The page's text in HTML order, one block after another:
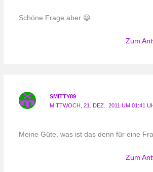
Schöne Frage aber 😀
Zum
SMITTY89
MITTWOCH, 21. DEZ.. 2011 UM 01:41
Meine Güte, was ist das denn für eine
Zum